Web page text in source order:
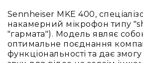
Мікрофони
Студійні
Вокальні
Sennheiser MKE 400,
накамерний мікрофон типу
"гармата"). Модель являє
оптимальне поєднання
функціональності та дає